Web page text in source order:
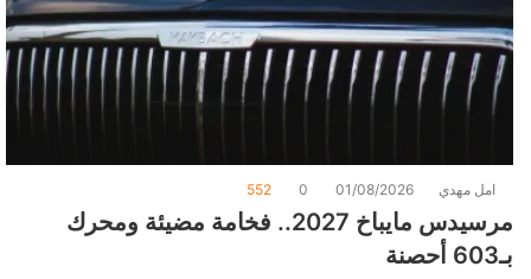
امل مهدي 01/08/2026
0
552
مرسيدس مايباخ 2027.. فخامة مضيئة ومحرك
بـ603 أحصنة